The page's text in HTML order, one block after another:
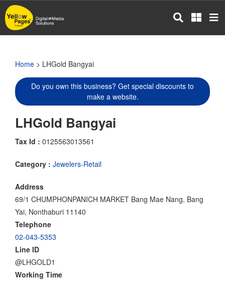
Skip
to
main
Home > LHGold Bangyai
Do you own this business? Get special discounts to
make a website.
LHGold Bangyai
Tax Id : 0125563013561
Category : Jewelers-Retail
Address
69/1 CHUMPHONPANICH MARKET Bang Mae Nang, Bang
Yai, Nonthaburi 11140
Telephone
02-043-5353
Line ID
@LHGOLD1
Working Time